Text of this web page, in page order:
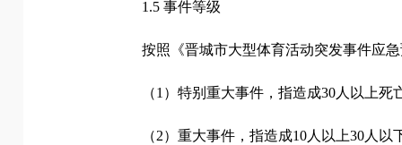
1.5 事件等级
按照《晋城市大型体育活动突发事件应
（1）特别重大事件，指造成30人以上
（2）重大事件，指造成10人以上30人